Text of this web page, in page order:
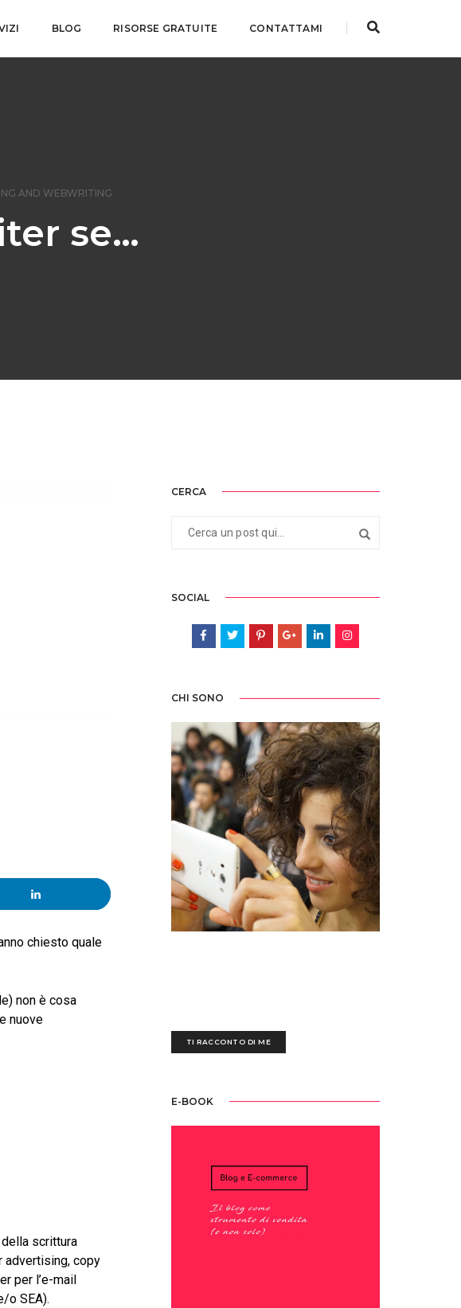
BLOG RISORSE GRATUITE CONTATTAMI
AND WEBWRITING
se…
chiesto quale
non è cosa
nuove
scrittura
advertising, copy
per l’e-mail
o SEA).
CERCA
SOCIAL
CHI SONO
TI RACCONTO DI ME
E-BOOK